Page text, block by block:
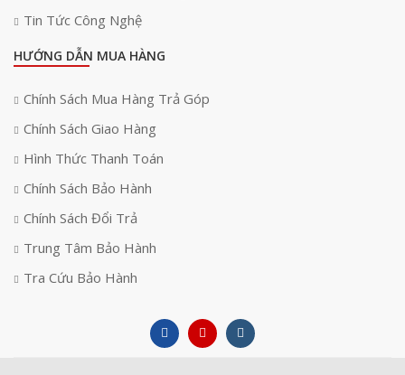
Tin Tức Công Nghệ
HƯỚNG DẪN MUA HÀNG
Chính Sách Mua Hàng Trả Góp
Chính Sách Giao Hàng
Hình Thức Thanh Toán
Chính Sách Bảo Hành
Chính Sách Đổi Trả
Trung Tâm Bảo Hành
Tra Cứu Bảo Hành